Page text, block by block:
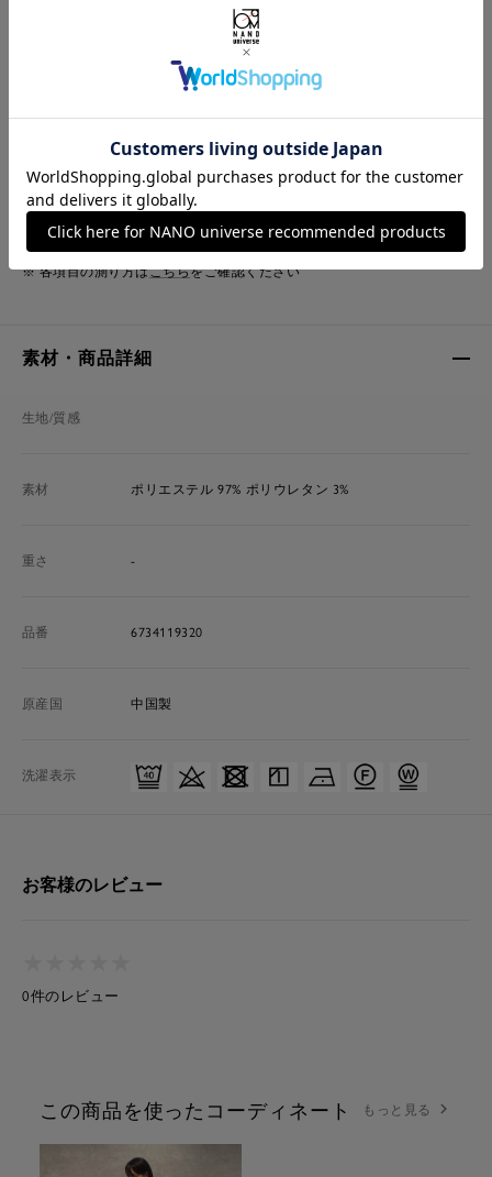
158cm 51kgRecommended
Find out more on your body type
サイズ 着丈 身幅 肩幅 袖丈 ウエスト
※ 各項目の測り方はこちらをご確認ください
素材・商品詳細
生地/質感
素材 ポリエステル 97% ポリウレタン 3%
重さ -
品番 6734119320
原産国 中国製
洗濯表示
お客様のレビュー
0件のレビュー
この商品を使ったコーディネート もっと見る